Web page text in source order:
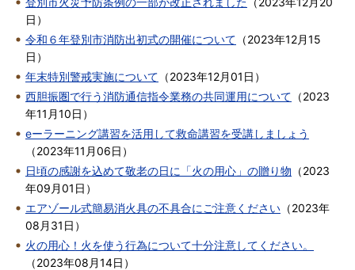
日 ）
令和６年登別市消防出初式の開催について （2023年12月15
日 ）
年末特別警戒実施について （2023年12月01日 ）
西胆振圏で行う消防通信指令業務の共同運用について （2023
年11月10日 ）
eーラーニング講習を活用して救命講習を受講しましょう
（2023年11月06日 ）
日頃の感謝を込めて敬老の日に「火の用心」の贈り物 （2023
年09月01日 ）
エアゾール式簡易消火具の不具合にご注意ください （2023年
08月31日 ）
火の用心！火を使う行為について十分注意してください。
（2023年08月14日 ）